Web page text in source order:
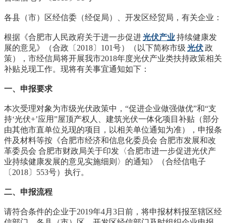
各县（市）区经信委（经促局）、开发区经贸局，有关企业：
根据《合肥市人民政府关于进一步促进光伏产业持续健康发
展的意见》（合政〔2018〕101号）（以下简称市级 光伏政
策），市经信局将开展我市2018年度光伏产业类扶持政策相关
补贴兑现工作。现将有关事宜通知如下：
一、申报要求
本次受理对象为市级光伏政策中，“促进企业做强做优”和“支
持‘光伏+’应用”屋顶产权人、建筑光伏一体化项目补贴（部分
由其他市直单位兑现的项目，以相关单位通知为准），申报条
件及材料等按《合肥市经济和信息化委员会 合肥市发展和改
革委员会 合肥市财政局关于印发〈合肥市进一步促进光伏产
业持续健康发展的意见实施细则〉的通知》（合经信电子
〔2018〕553号）执行。
二、申报流程
请符合条件的企业于2019年4月3日前，将申报材料报至辖区经